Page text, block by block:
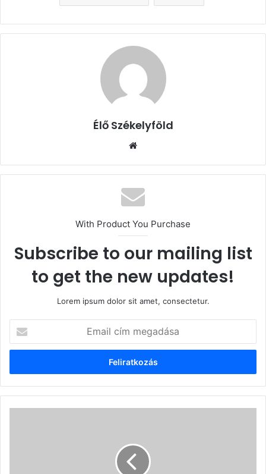
Élő Székelyföld
With Product You Purchase
Subscribe to our mailing list
to get the new updates!
Lorem ipsum dolor sit amet, consectetur.
cím
megadása